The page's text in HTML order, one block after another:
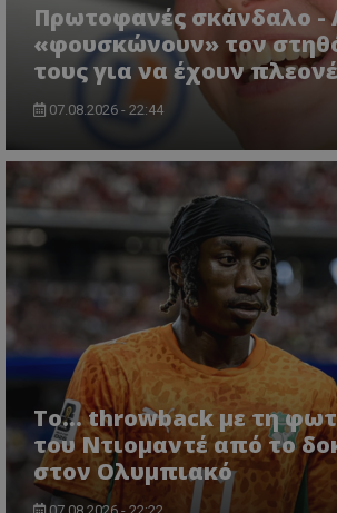
Πρωτοφανές σκάνδαλο -
«φουσκώνουν» τον
τους για να έχουν
07.08.2026 - 22:44
Το... throwback με τη
του Ντιομαντέ από το
στον Ολυμπιακό